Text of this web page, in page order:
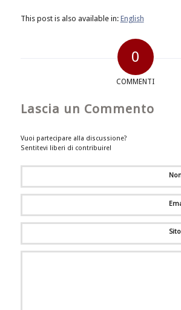
This post is also available in: English
0
COMMENTI
Lascia un Commento
Vuoi partecipare alla discussione?
Sentitevi liberi di contribuire!